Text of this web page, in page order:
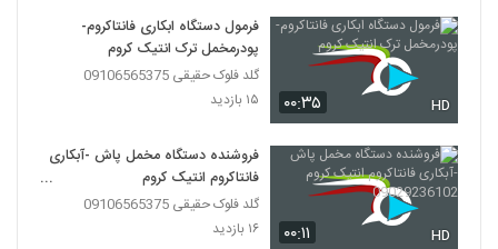
۰۰:۳۵ HD
فرمول دستگاه ابکاری فانتاکروم-
پودرمخمل ترک انتیک کروم
گلد فلوک حقیقی 09106565375
۱۵ بازدید
۰۰:۱۱ HD
فروشنده دستگاه مخمل پاش -آبکاری
فانتاکروم انتیک کروم
09029236102
گلد فلوک حقیقی 09106565375
۱۶ بازدید